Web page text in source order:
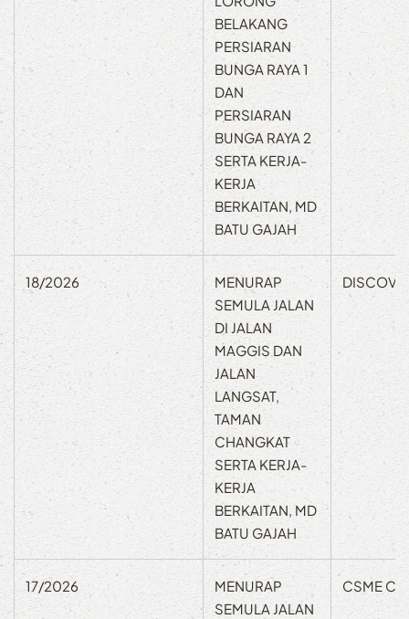
BELAKANG
PERSIARAN
BUNGA RAYA 1
DAN
PERSIARAN
BUNGA RAYA 2
SERTA KERJA-
KERJA
BERKAITAN, MD
BATU GAJAH
18/2026
MENURAP
SEMULA JALAN
DI JALAN
MAGGIS DAN
JALAN
LANGSAT,
TAMAN
CHANGKAT
SERTA KERJA-
KERJA
BERKAITAN, MD
BATU GAJAH
17/2026
MENURAP
SEMULA JALAN
CSME